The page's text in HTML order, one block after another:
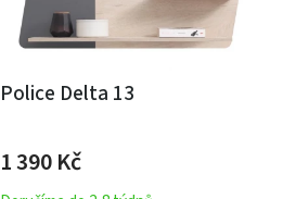
Police Delta 13
1 390Kč